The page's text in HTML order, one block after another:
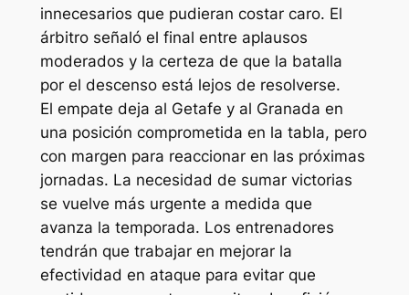
innecesarios que pudieran costar caro. El
árbitro señaló el final entre aplausos
moderados y la certeza de que la batalla
por el descenso está lejos de resolverse.
El empate deja al Getafe y al Granada en
una posición comprometida en la tabla, pero
con margen para reaccionar en las próximas
jornadas. La necesidad de sumar victorias
se vuelve más urgente a medida que
avanza la temporada. Los entrenadores
tendrán que trabajar en mejorar la
efectividad en ataque para evitar que